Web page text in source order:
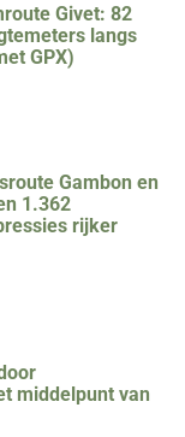
Givet: 82
langs
GPX)
Gambon en
1.362
rijker
middelpunt van